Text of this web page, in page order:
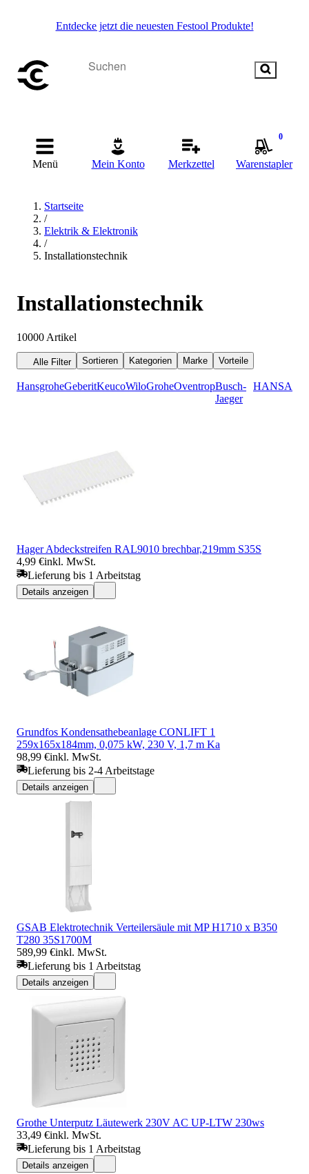
Entdecke jetzt die neuesten Festool Produkte!
Menü Mein Konto Merkzettel
0
Warenstapler
Startseite
/
Elektrik & Elektronik
/
Installationstechnik
Installationstechnik
10000 Artikel
Alle Filter Sortieren Kategorien Marke Vorteile
HansgroheGeberitKeucoWiloGroheOventropBusch-
Jaeger
HANSA
Hager Abdeckstreifen RAL9010 brechbar,219mm S35S
4,99 €inkl. MwSt.
Lieferung bis 1 Arbeitstag
Details anzeigen
Grundfos Kondensathebeanlage CONLIFT 1
259x165x184mm, 0,075 kW, 230 V, 1,7 m Ka
98,99 €inkl. MwSt.
Lieferung bis 2-4 Arbeitstage
Details anzeigen
GSAB Elektrotechnik Verteilersäule mit MP H1710 x B350
T280 35S1700M
589,99 €inkl. MwSt.
Lieferung bis 1 Arbeitstag
Details anzeigen
Grothe Unterputz Läutewerk 230V AC UP-LTW 230ws
33,49 €inkl. MwSt.
Lieferung bis 1 Arbeitstag
Details anzeigen